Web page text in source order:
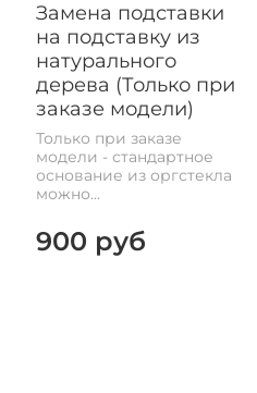
Замена подставки
на подставку из
натурального
дерева (Только при
заказе модели)
Только при заказе
модели - стандартное
основание из оргстекла
можно...
900 руб